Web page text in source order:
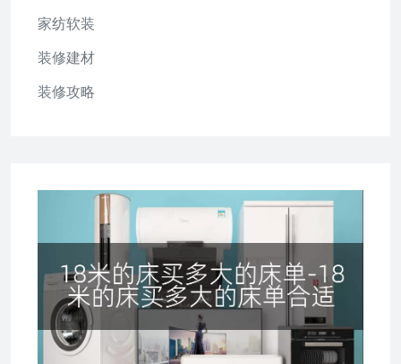
家纺软装
装修建材
装修攻略